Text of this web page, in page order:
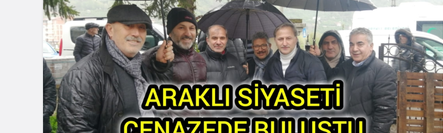
Araklı Haberleri
İpekçioğlu Ailesinin Acı
Kaybı